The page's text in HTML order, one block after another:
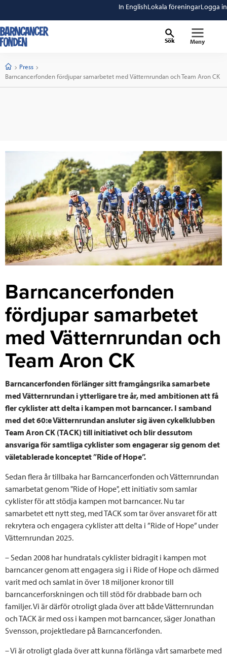
In EnglishLokala föreningarLogga in
Sök Meny
StartPress
Current:
Barncancerfonden fördjupar samarbetet med Vätternrundan och Team Aron CK
Barncancerfonden
fördjupar samarbetet
med Vätternrundan och
Team Aron CK
Barncancerfonden förlänger sitt framgångsrika samarbete
med Vätternrundan i ytterligare tre år, med ambitionen att få
fler cyklister att delta i kampen mot barncancer. I samband
med det 60:e Vätternrundan ansluter sig även cykelklubben
Team Aron CK (TACK) till initiativet och blir dessutom
ansvariga för samtliga cyklister som engagerar sig genom det
väletablerade konceptet ”Ride of Hope”.
Sedan flera år tillbaka har Barncancerfonden och Vätternrundan
samarbetat genom "Ride of Hope", ett initiativ som samlar
cyklister för att stödja kampen mot barncancer. Nu tar
samarbetet ett nytt steg, med TACK som tar över ansvaret för att
rekrytera och engagera cyklister att delta i ”Ride of Hope” under
Vätternrundan 2025.
– Sedan 2008 har hundratals cyklister bidragit i kampen mot
barncancer genom att engagera sig i i Ride of Hope och därmed
varit med och samlat in över 18 miljoner kronor till
barncancerforskningen och till stöd för drabbade barn och
familjer. Vi är därför otroligt glada över att både Vätternrundan
och TACK är med oss i kampen mot barncancer, säger Jonathan
Svensson, projektledare på Barncancerfonden.
– Vi är otroligt glada över att kunna förlänga vårt samarbete med